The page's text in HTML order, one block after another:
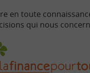
en toute
qui nous